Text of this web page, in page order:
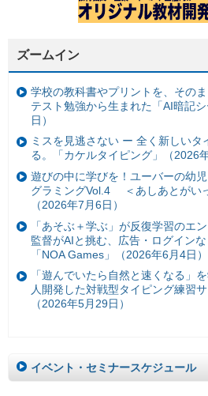
ズームイン
学校の教科書やプリントを、その
テスト勉強から生まれた「AI暗記
日）
ミスを見逃さない ー 全く新しい
る。「カケルタイピング」（2026
遊びの中に学びを！ユーバーの幼
グラミングVol.4 ＜あしあとがい
（2026年7月6日）
「あそぶ＋学ぶ」が反復学習のエ
監督がAIと挑む、広告・ログイン
「NOA Games」（2026年6月4日）
「遊んでいたら自然と速くなる」
人開発した対戦型タイピング練習
（2026年5月29日）
イベント・セミナースケジュール